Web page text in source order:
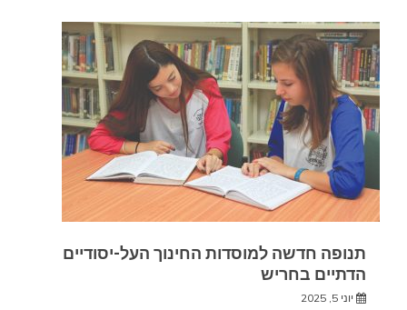
תנופה חדשה למוסדות החינוך העל-יסודיים
הדתיים בחריש
יוני 5, 2025